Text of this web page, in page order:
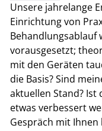
Unsere jahrelange
Einrichtung von
Behandlungsablauf
vorausgesetzt;
mit den Geräten
die Basis? Sind
aktuellen Stand?
etwas verbessert
Gespräch mit